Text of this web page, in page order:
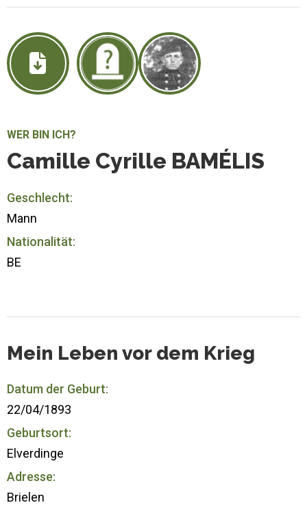
WER BIN ICH?
Camille Cyrille BAMÉLIS
Geschlecht:
Mann
Nationalität:
BE
Mein Leben vor dem Krieg
Datum der Geburt:
22/04/1893
Geburtsort:
Elverdinge
Adresse:
Brielen